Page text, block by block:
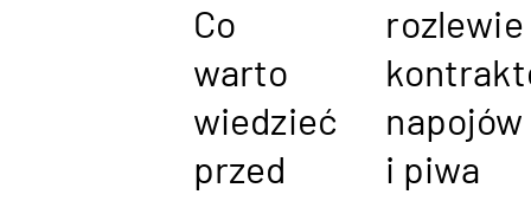
Co
warto
wiedzieć
przed
rozlewie
napojów
i piwa